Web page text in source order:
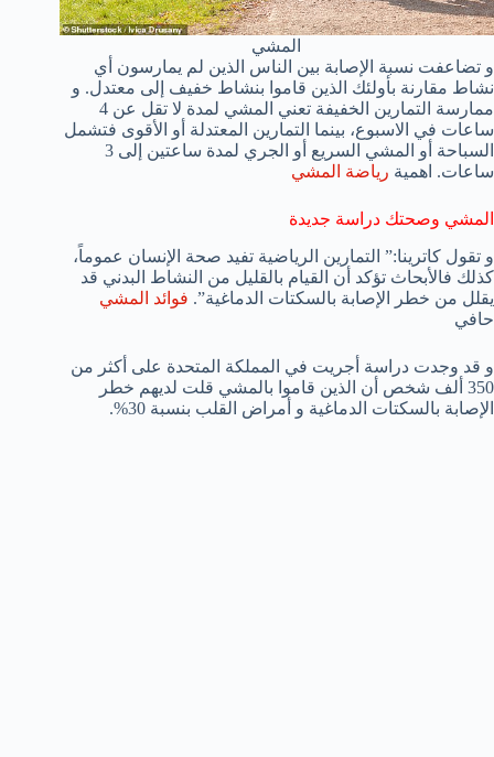
المشي
و تضاعفت نسبة الإصابة بين الناس الذين لم يمارسون أي
نشاط مقارنة بأولئك الذين قاموا بنشاط خفيف إلى معتدل. و
ممارسة التمارين الخفيفة تعني المشي لمدة لا تقل عن 4
ساعات في الاسبوع، بينما التمارين المعتدلة أو الأقوى فتشمل
السباحة أو المشي السريع أو الجري لمدة ساعتين إلى 3
ساعات. اهمية رياضة المشي
المشي وصحتك دراسة جديدة
و تقول كاترينا:” التمارين الرياضية تفيد صحة الإنسان عموماً،
كذلك فالأبحاث تؤكد أن القيام بالقليل من النشاط البدني قد
يقلل من خطر الإصابة بالسكتات الدماغية”. فوائد المشي
حافي
و قد وجدت دراسة أجريت في المملكة المتحدة على أكثر من
350 ألف شخص أن الذين قاموا بالمشي قلت لديهم خطر
الإصابة بالسكتات الدماغية و أمراض القلب بنسبة 30%.